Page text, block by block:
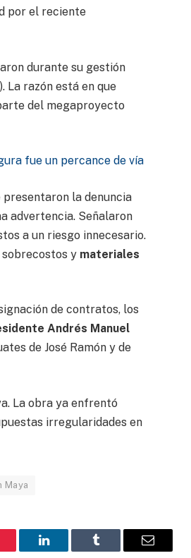
por el reciente
durante su gestión
La razón está en que
del megaproyecto
fue un percance de vía
presentaron la denuncia
advertencia. Señalaron
a un riesgo innecesario.
y materiales
de contratos, los
Andrés Manuel
de José Ramón y de
La obra ya enfrentó
irregularidades en
Maya
LinkedIn Tumblr
Correo